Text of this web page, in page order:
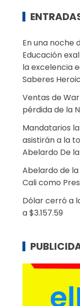
En una noche
Educación
la excelencia
Saberes
Ventas de
pérdida de la
Mandatarios
asistirán a la
Abelardo De
Abelardo de
Cali como
Dólar cerró a
a $3.157.59